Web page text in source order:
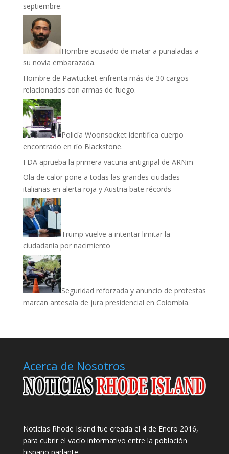
septiembre.
Hombre acusado de matar a puñaladas a
su novia embarazada.
Hombre de Pawtucket enfrenta más de 30 cargos
relacionados con armas de fuego.
Policía Woonsocket identifica cuerpo
encontrado en río Blackstone.
FDA aprueba la primera vacuna antigripal de ARNm
Ola de calor pone a todas las grandes ciudades
italianas en alerta roja y Austria bate récords
Trump vuelve a intentar limitar la
ciudadanía por nacimiento
Seguridad reforzada y anuncio de protestas
marcan antesala de jura presidencial en Colombia.
Acerca de Nosotros
Noticias Rhode Island fue creada el 4 de Enero 2016,
para cubrir el vacío informativo entre la población